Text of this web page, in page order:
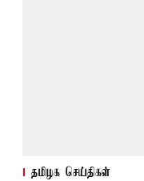
தமிழக செய்திகள்